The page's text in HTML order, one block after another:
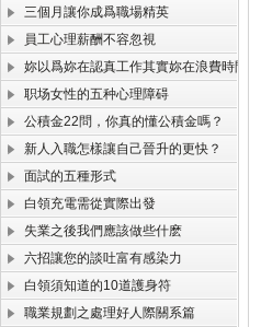
三個月讓你成爲職場精英
員工心理薪酬不容忽視
妳以爲妳在認真工作其實妳在浪費時間
职场女性的五种心理障碍
公積金22問，你真的懂公積金嗎？
新人入職怎樣讓自己晉升的更快？
面試的五種形式
白領充電需從實際出發
失業之後我們應該做些什麽
六招讓您的談吐富有感染力
白領須知道的10道護身符
職業規劃之處理好人際關系篇